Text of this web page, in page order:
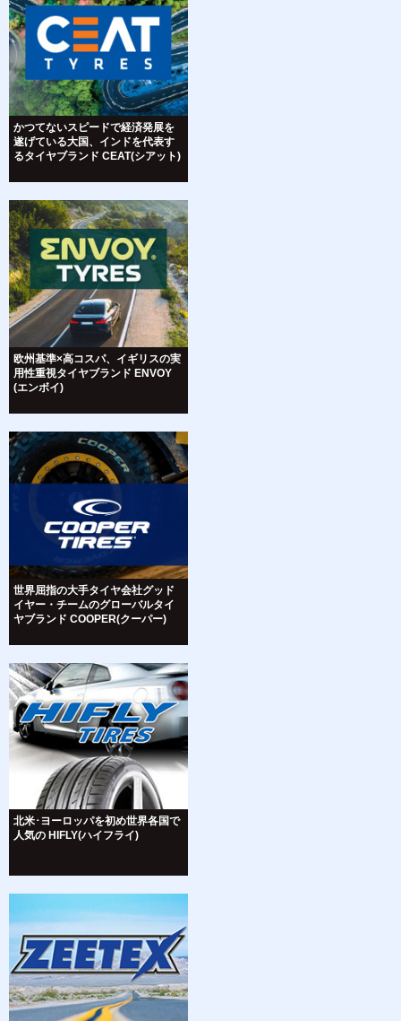
かつてないスピードで経済発展を
遂げている大国、インドを代表す
るタイヤブランド CEAT(シアット)
欧州基準×高コスパ、イギリスの実
用性重視タイヤブランド ENVOY
(エンボイ)
世界屈指の大手タイヤ会社グッド
イヤー・チームのグローバルタイ
ヤブランド COOPER(クーパー)
北米･ヨーロッパを初め世界各国で
人気の HIFLY(ハイフライ)